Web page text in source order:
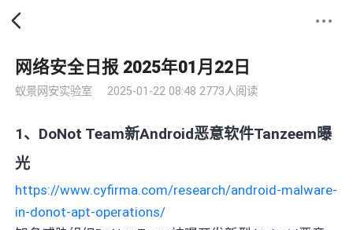
网络安全日报 2025年01月22日
蚁景网安实验室 2025-01-22 08:48 2773人阅读
1、DoNot Team新Android恶意软件Tanzeem曝
光
https://www.cyfirma.com/research/android-malware-
in-donot-apt-operations/